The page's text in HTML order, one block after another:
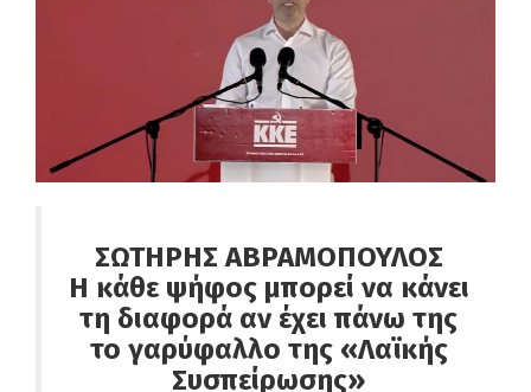
ΣΩΤΗΡΗΣ ΑΒΡΑΜΟΠΟΥΛΟΣ
Η κάθε ψήφος μπορεί να κάνει
τη διαφορά αν έχει πάνω της
το γαρύφαλλο της «Λαϊκής
Συσπείρωσης»